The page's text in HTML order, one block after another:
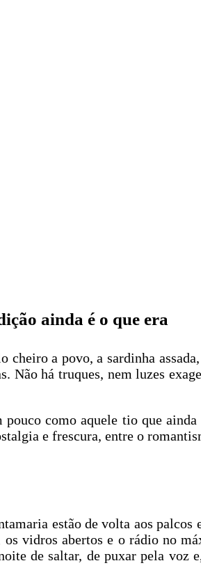
ainda é o que era
a povo, a sardinha
Não há truques, nem luzes
como aquele tio que
e frescura, entre o
estão de volta aos palcos
vidros abertos e o rádio no
de saltar, de puxar pela voz